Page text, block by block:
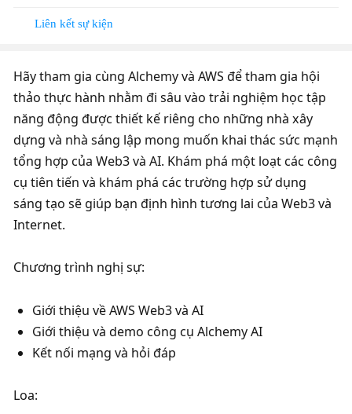
Liên kết sự kiện
Hãy tham gia cùng Alchemy và AWS để tham gia hội
thảo thực hành nhằm đi sâu vào trải nghiệm học tập
năng động được thiết kế riêng cho những nhà xây
dựng và nhà sáng lập mong muốn khai thác sức mạnh
tổng hợp của Web3 và AI. Khám phá một loạt các công
cụ tiên tiến và khám phá các trường hợp sử dụng
sáng tạo sẽ giúp bạn định hình tương lai của Web3 và
Internet.
Chương trình nghị sự:
​Giới thiệu về AWS Web3 và AI
​Giới thiệu và demo công cụ Alchemy AI
​Kết nối mạng và hỏi đáp
Loa: